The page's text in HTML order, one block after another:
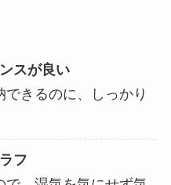
スが良い
できるのに、しっかり
フ